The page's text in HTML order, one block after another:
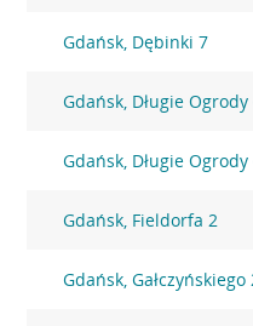
Gdańsk, Dębinki 7
Gdańsk, Długie Ogrody
Gdańsk, Długie Ogrody
Gdańsk, Fieldorfa 2
Gdańsk, Gałczyńskiego